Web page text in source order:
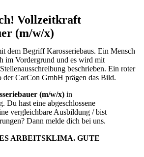
Vollzeitkraft
(m/w/x)
(m/w/x)in
Du hast eine abgeschlossene
vergleichbare Ausbildung / bist
Dann melde dich bei uns.
ARBEITSKLIMA. GUTE